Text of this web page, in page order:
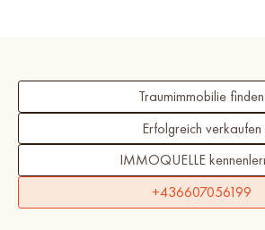
Traumimmobilie finden
Erfolgreich verkaufen
IMMOQUELLE
+436607056199